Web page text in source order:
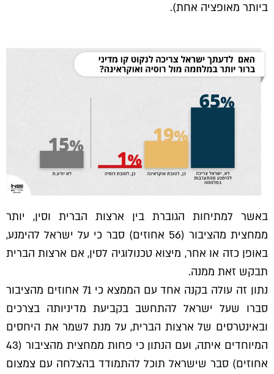
ביותר מאופציה אחת).
באשר למתיחות הגוברת בין ארצות הברית וסין, יותר
ממחצית מהציבור (56 אחוזים) סבר כי על ישראל להימנע,
באופן כזה או אחר, מיצוא טכנולוגיה לסין, אם ארצות הברית
תבקש זאת ממנה.
נתון זה עולה בקנה אחד עם הממצא כי 71 אחוזים מהציבור
סברו שעל ישראל להתחשב בקביעת מדיניותה בצרכים
ובאינטרסים של ארצות הברית, על מנת לשמר את היחסים
המיוחדים איתה, ועם הנתון כי פחות ממחצית מהציבור (43
אחוזים) סבר שישראל תוכל להתמודד בהצלחה עם צמצום